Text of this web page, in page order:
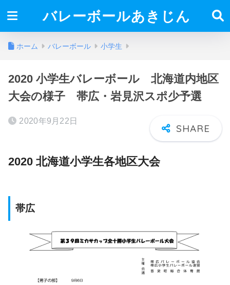
バレーボールあきじん
ホーム バレーボール 小学生
2020 小学生バレーボール 北海道内地区
大会の様子 帯広・岩見沢スポ少予選
2020年9月22日
2020 北海道小学生各地区大会
帯広